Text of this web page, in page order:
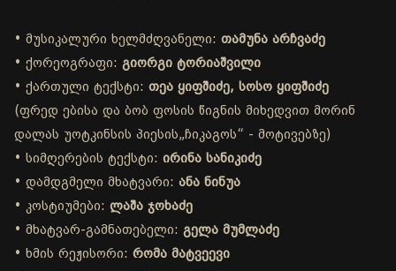
• მუსიკალური ხელმძღვანელი: თამუნა არჩვაძე
• ქორეოგრაფი: გიორგი ტორიაშვილი
• ქართული ტექსტი: თეა ყიფშიძე, სოსო ყიფშიძე
(ფრედ ებისა და ბობ ფოსის წიგნის მიხედვით მორინ
დალას უოტკინსის პიესის„ჩიკაგოს“ - მოტივებზე)
• სიმღერების ტექსტი: ირინა სანიკიძე
• დამდგმელი მხატვარი: ანა ნინუა
• კოსტიუმები: ლაშა ჯოხაძე
• მხატვარ-გამნათებელი: გელა მუმლაძე
• ხმის რეჟისორი: რომა მატვეევი